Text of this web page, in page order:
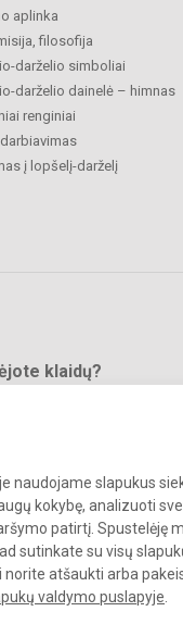
naudojame slapukus
kokybę, analizuoti
patirtį. Spustelėję
sutinkate su visų
norite atšaukti arba
valdymo puslapyje
aplinka
filosofija
darželio simboliai
darželio dainelė – himnas
renginiai
į lopšelį-darželį
klaidų?
lopšelis-darželis „Žilvitis“.
raštiško įstaigos